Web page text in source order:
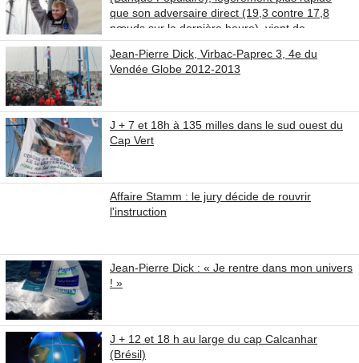
que son adversaire direct (19,3 contre 17,8
nœuds sur la dernière heure), vient de
reprendre la tête du Vendée Globe devant
François Gabart (MACIF),
Jean-Pierre Dick, Virbac-Paprec 3, 4e du
Vendée Globe 2012-2013
J + 7 et 18h à 135 milles dans le sud ouest du
Cap Vert
Affaire Stamm : le jury décide de rouvrir
l'instruction
Jean-Pierre Dick : « Je rentre dans mon univers
! »
J + 12 et 18 h au large du cap Calcanhar
(Brésil)